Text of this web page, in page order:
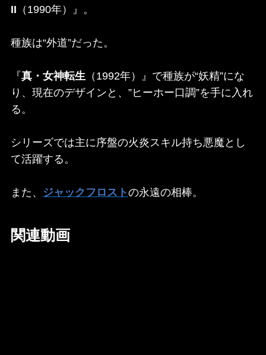
II （1990年）』。
種族は“外道”だった。
『真・女神転生（1992年）』で種族が“妖精”にな
り、現在のデザインと、”ヒーホー口調”を手に入れ
る。
シリーズでは主に序盤の火炎スキル持ち悪魔とし
て活躍する。
また、 ジャックフロストの永遠の相棒。
関連動画